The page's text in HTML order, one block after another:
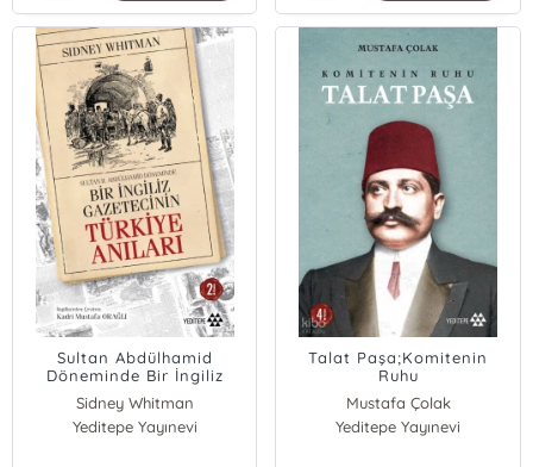
Sultan Abdülhamid
Döneminde Bir İngiliz
Gazetecinin Türkiye
Anıları
Sidney Whitman
Yeditepe Yayınevi
Talat Paşa;Komitenin
Ruhu
Mustafa Çolak
Yeditepe Yayınevi